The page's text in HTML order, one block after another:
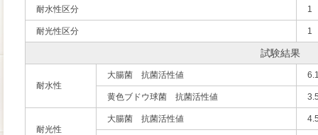
耐水性区分 1
耐光性区分 1
試験結果
耐水性
大腸菌 抗菌活性値
黄色ブドウ球菌 抗菌活性値
耐光性
大腸菌 抗菌活性値